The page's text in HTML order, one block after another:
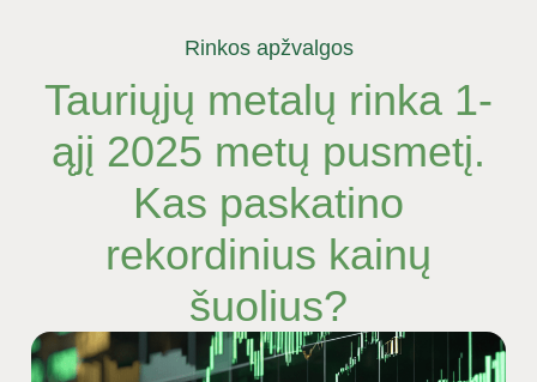
Rinkos apžvalgos
Tauriųjų metalų rinka 1-
ąjį 2025 metų pusmetį.
Kas paskatino
rekordinius kainų
šuolius?